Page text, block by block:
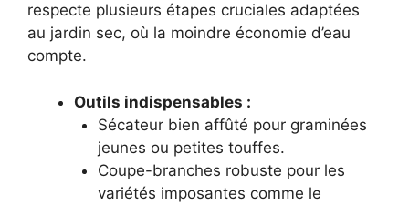
respecte plusieurs étapes cruciales adaptées
au jardin sec, où la moindre économie d’eau
compte.
Outils indispensables :
Sécateur bien affûté pour graminées
jeunes ou petites touffes.
Coupe-branches robuste pour les
variétés imposantes comme le